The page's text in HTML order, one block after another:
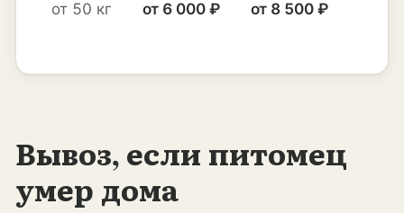
от 50 кг от 6 000 ₽ от 8 500 ₽
Вывоз, если питомец
умер дома